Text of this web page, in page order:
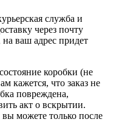
служба и
через почту
ваш адрес придет
коробки (не
кажется, что заказ не
повреждена,
акт о вскрытии.
можете только после